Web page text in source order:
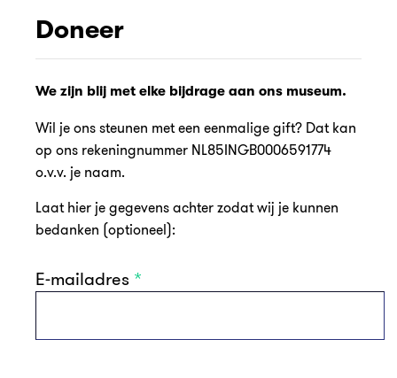
Doneer
We zijn blij met elke bijdrage aan ons museum.
Wil je ons steunen met een eenmalige gift? Dat kan
op ons rekeningnummer NL85INGB0006591774
o.v.v. je naam.
Laat hier je gegevens achter zodat wij je kunnen
bedanken (optioneel):
E-mailadres *